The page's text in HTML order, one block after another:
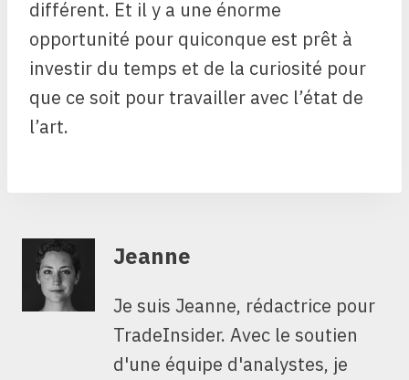
différent. Et il y a une énorme
opportunité pour quiconque est prêt à
investir du temps et de la curiosité pour
que ce soit pour travailler avec l’état de
l’art.
Jeanne
Je suis Jeanne, rédactrice pour
TradeInsider. Avec le soutien
d'une équipe d'analystes, je